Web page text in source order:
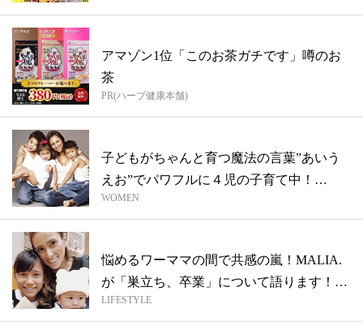
アマゾン1位「このお茶ガチです」噂のお
茶
PR(ハーブ健康本舗)
子どもがちゃんと育つ魔法の言葉”あいう
えお”でパワフルに４児の子育て中！
【MAL...
WOMEN
悩めるワーママの間で共感の嵐！MALIA.
が「巣立ち、卒業」について語ります！
【...
LIFESTYLE